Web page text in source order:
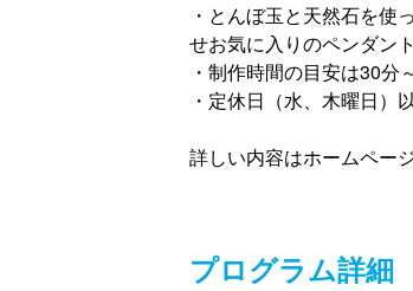
・とんぼ玉と天然石を
せお気に入りのペンダン
・制作時間の目安は30分
・定休日（水、木曜日）
詳しい内容はホームペー
プログラム詳細